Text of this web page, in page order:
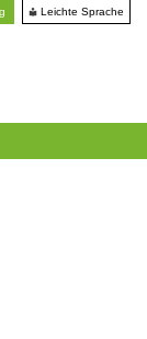
Leichte Sprache